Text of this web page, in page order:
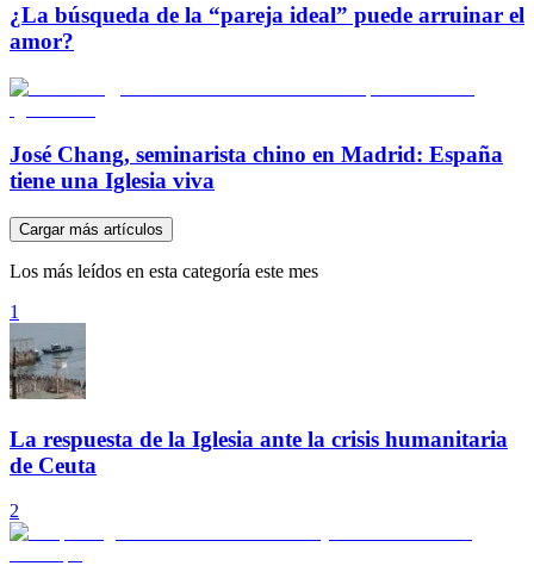
¿La búsqueda de la “pareja ideal” puede arruinar el
amor?
José Chang, seminarista chino en Madrid: España
tiene una Iglesia viva
Cargar más artículos
Los más leídos en esta categoría este mes
1
La respuesta de la Iglesia ante la crisis humanitaria
de Ceuta
2